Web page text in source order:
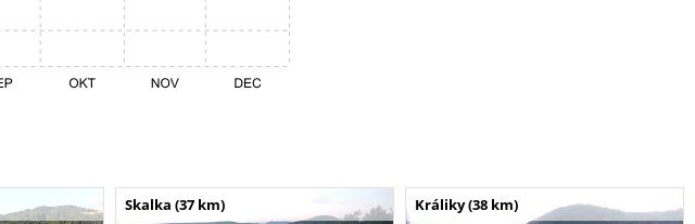
Skalka (37 km) Králiky (38 km)